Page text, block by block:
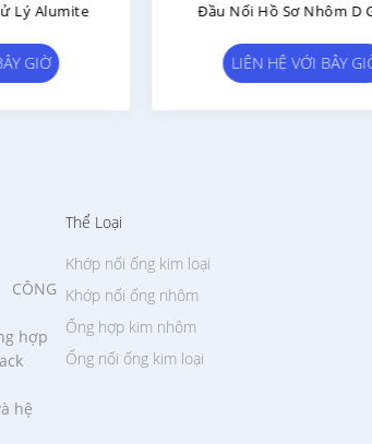
Kim Nhôm
BÂY GIỜ
Hình Công Nghiệp
LIÊN HỆ VỚI BÂY
hợp
hệ
Thể Loại
Ống nối ống kim loại
Khớp nối ống kim loại
Khớp nối ống nhôm
Ống hợp kim nhôm